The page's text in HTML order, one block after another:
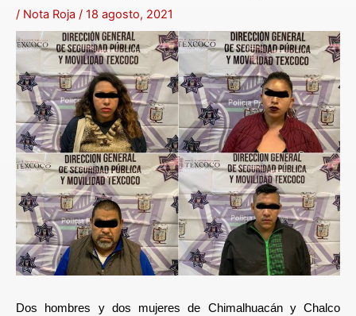
/ Nota Roja / 18 agosto, 2021
Dos hombres y dos mujeres de Chimalhuacán y Chalco